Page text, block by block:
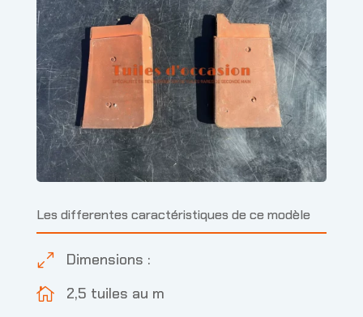
Les differentes caractéristiques de ce modèle
0 Dimensions :
 2,5 tuiles au m